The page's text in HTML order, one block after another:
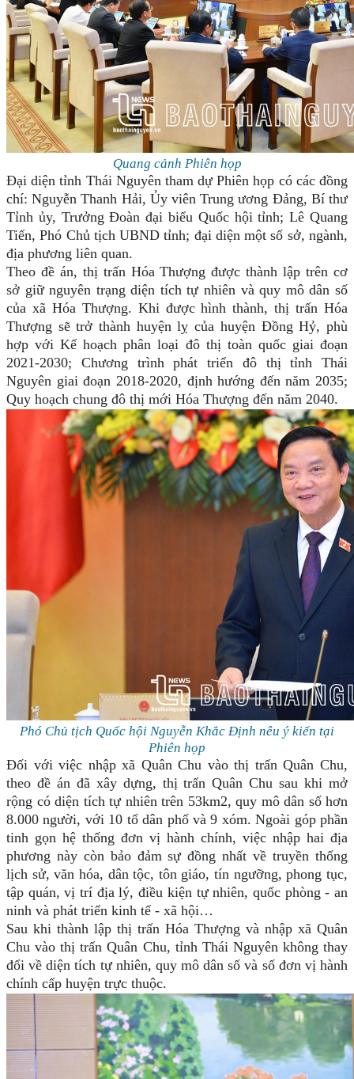
Quang cảnh Phiên họp
Đại diện tỉnh Thái Nguyên tham dự Phiên họp có các đồng
chí: Nguyễn Thanh Hải, Ủy viên Trung ương Đảng, Bí thư
Tỉnh ủy, Trưởng Đoàn đại biểu Quốc hội tỉnh; Lê Quang
Tiến, Phó Chủ tịch UBND tỉnh; đại diện một số sở, ngành,
địa phương liên quan.
Theo đề án, thị trấn Hóa Thượng được thành lập trên cơ
sở giữ nguyên trạng diện tích tự nhiên và quy mô dân số
của xã Hóa Thượng. Khi được hình thành, thị trấn Hóa
Thượng sẽ trở thành huyện lỵ của huyện Đồng Hỷ, phù
hợp với Kế hoạch phân loại đô thị toàn quốc giai đoạn
2021-2030; Chương trình phát triển đô thị tỉnh Thái
Nguyên giai đoạn 2018-2020, định hướng đến năm 2035;
Quy hoạch chung đô thị mới Hóa Thượng đến năm 2040.
Phó Chủ tịch Quốc hội Nguyễn Khắc Định nêu ý kiến tại
Phiên họp
Đối với việc nhập xã Quân Chu vào thị trấn Quân Chu,
theo đề án đã xây dựng, thị trấn Quân Chu sau khi mở
rộng có diện tích tự nhiên trên 53km2, quy mô dân số hơn
8.000 người, với 10 tổ dân phố và 9 xóm. Ngoài góp phần
tinh gọn hệ thống đơn vị hành chính, việc nhập hai địa
phương này còn bảo đảm sự đồng nhất về truyền thống
lịch sử, văn hóa, dân tộc, tôn giáo, tín ngưỡng, phong tục,
tập quán, vị trí địa lý, điều kiện tự nhiên, quốc phòng - an
ninh và phát triển kinh tế - xã hội…
Sau khi thành lập thị trấn Hóa Thượng và nhập xã Quân
Chu vào thị trấn Quân Chu, tỉnh Thái Nguyên không thay
đổi về diện tích tự nhiên, quy mô dân số và số đơn vị hành
chính cấp huyện trực thuộc.